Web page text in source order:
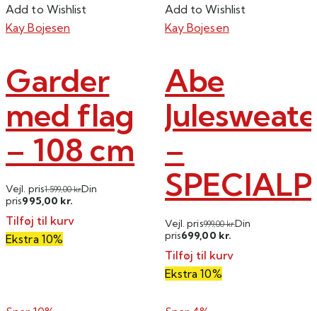
Add to Wishlist
Kay Bojesen
Garder
med flag
– 108 cm
Vejl. pris1.599,00kr.Din
pris995,00 kr.
Tilføj til kurv
Ekstra 10%
Add to Wishlist
Kay Bojesen
Abe
–
Vejl. pris999,00kr.Din
pris699,00 kr.
Tilføj til kurv
Ekstra 10%